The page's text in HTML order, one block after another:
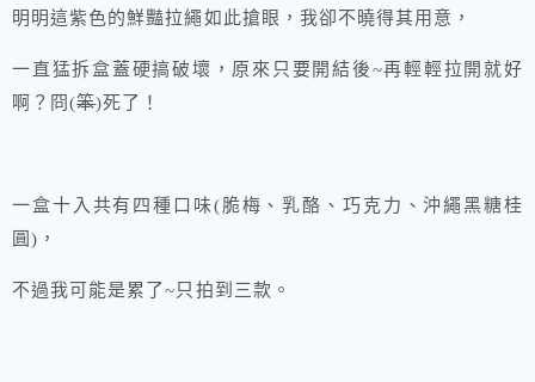
明明這紫色的鮮豔拉繩如此搶眼，我卻不曉得其用意，
一直猛拆盒蓋硬搞破壞，原來只要開結後~再輕輕拉開就好
啊？冏(笨)死了！
一盒十入共有四種口味(脆梅、乳酪、巧克力、沖繩黑糖桂
圓)，
不過我可能是累了~只拍到三款。